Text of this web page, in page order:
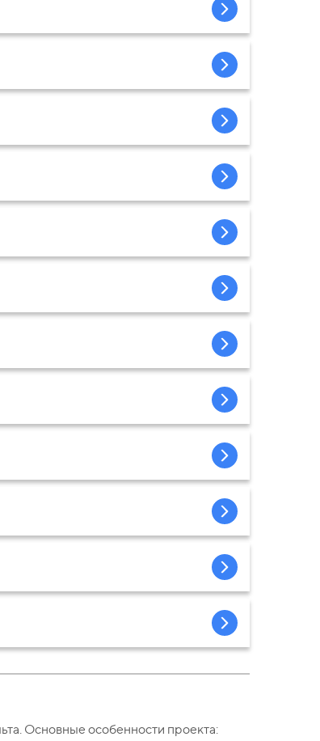
Основные особенности проекта: